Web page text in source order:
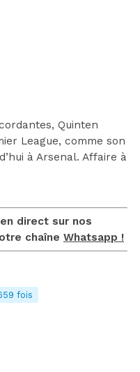
Quinten
League, comme son
à Arsenal. Affaire à
direct sur nos
chaîne Whatsapp !
fois